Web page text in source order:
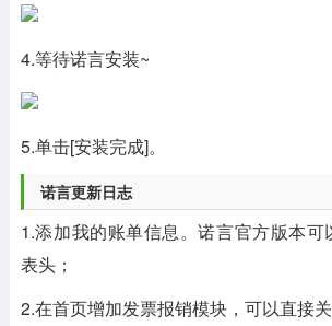
4.等待诺言安装~
5.单击[安装完成]。
诺言更新日志
1.添加我的账单信息。诺言官方版本可
表头；
2.在首页增加发票报销模块，可以直接关